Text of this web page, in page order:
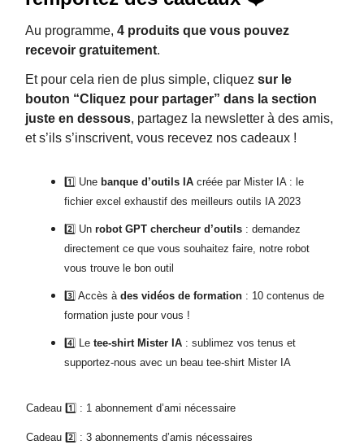
Au programme, 4 produits que vous pouvez
recevoir gratuitement.
Et pour cela rien de plus simple, cliquez sur le
bouton “Cliquez pour partager” dans la section
juste en dessous, partagez la newsletter à des amis,
et s’ils s’inscrivent, vous recevez nos cadeaux !
1️⃣ Une banque d’outils IA créée par Mister IA : le
fichier excel exhaustif des meilleurs outils IA 2023
2️⃣ Un robot GPT chercheur d’outils : demandez
directement ce que vous souhaitez faire, notre robot
vous trouve le bon outil
3️⃣ Accès à des vidéos de formation : 10 contenus de
formation juste pour vous !
4️⃣ Le tee-shirt Mister IA : sublimez vos tenus et
supportez-nous avec un beau tee-shirt Mister IA
Cadeau 1️⃣ : 1 abonnement d’ami nécessaire
Cadeau 2️⃣ : 3 abonnements d’amis nécessaires